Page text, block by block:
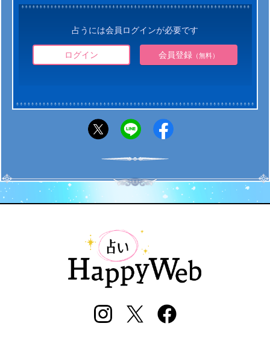
占うには会員ログインが必要です
ログイン 会員登録（無料）